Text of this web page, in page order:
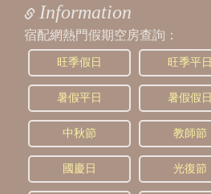
Information
宿配網熱門假期空房查詢：
旺季假日 旺季平日
暑假平日 暑假假日
中秋節 教師節
國慶日 光復節